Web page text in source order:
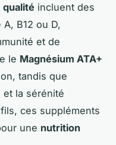
qualité incluent des
B12 ou D,
et de
le Magnésium ATA+
tandis que
la sérénité
ces suppléments
une nutrition